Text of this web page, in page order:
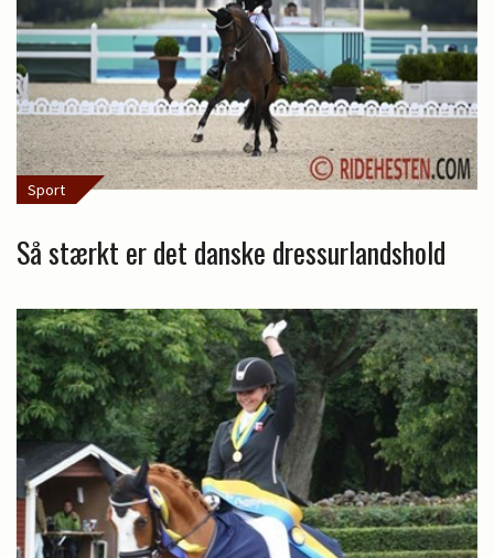
Sport
Så stærkt er det danske dressurlandshold